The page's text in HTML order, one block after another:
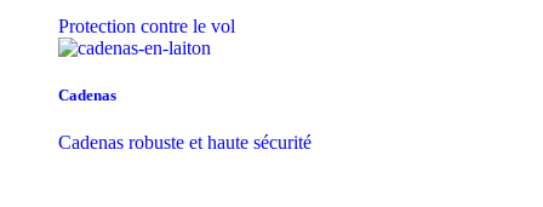
Protection contre le vol
Cadenas
Cadenas robuste et haute sécurité